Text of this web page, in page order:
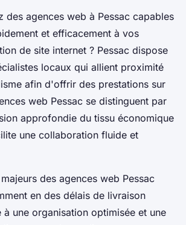
des agences web à Pessac capables
et efficacement à vos
de site internet ? Pessac dispose
locaux qui allient proximité
afin d'offrir des prestations sur
web Pessac se distinguent par
approfondie du tissu économique
une collaboration fluide et
des agences web Pessac
en des délais de livraison
à une organisation optimisée et une